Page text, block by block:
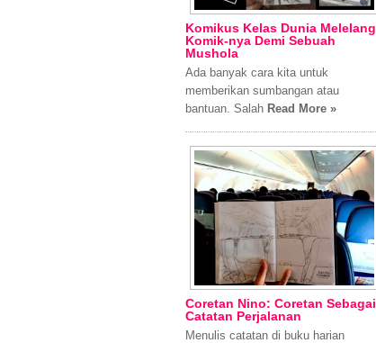
Komikus Kelas Dunia Melelang
Komik-nya Demi Sebuah
Mushola
Ada banyak cara kita untuk
memberikan sumbangan atau
bantuan. Salah Read More »
Coretan Nino: Coretan Sebagai
Catatan Perjalanan
Menulis catatan di buku harian